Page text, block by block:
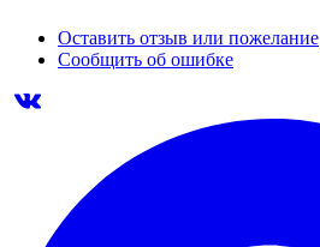
Оставить отзыв или пожелание
Сообщить об ошибке